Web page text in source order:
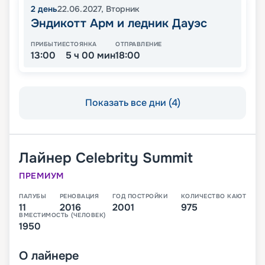
2 день22.06.2027, Вторник
Эндикотт Арм и ледник Дауэс
ПРИБЫТИЕ
13:00
СТОЯНКА
5 ч 00 мин
ОТПРАВЛЕНИЕ
18:00
Показать все дни (4)
Лайнер Celebrity Summit
ПРЕМИУМ
ПАЛУБЫ
11
РЕНОВАЦИЯ
2016
ГОД ПОСТРОЙКИ
2001
КОЛИЧЕСТВО КАЮТ
975
ВМЕСТИМОСТЬ (ЧЕЛОВЕК)
1950
О лайнере